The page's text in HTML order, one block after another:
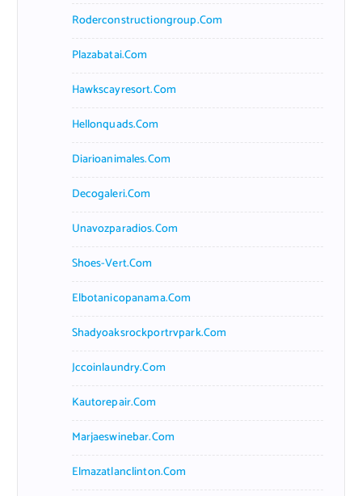
Roderconstructiongroup.com
Plazabatai.com
Hawkscayresort.com
Hellonquads.com
Diarioanimales.com
Decogaleri.com
Unavozparadios.com
Shoes-Vert.com
Elbotanicopanama.com
Shadyoaksrockportrvpark.com
Jccoinlaundry.com
Kautorepair.com
Marjaeswinebar.com
Elmazatlanclinton.com